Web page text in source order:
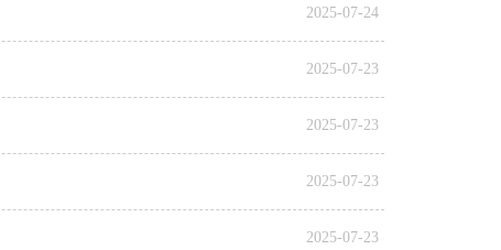
2025-07-24
2025-07-23
2025-07-23
2025-07-23
2025-07-23